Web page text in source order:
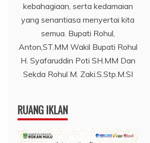
kebahagiaan, serta kedamaian
yang senantiasa menyertai kita
semua. Bupati Rohul,
Anton,ST.MM Wakil Bupati Rohul
H. Syafaruddin Poti SH.MM Dan
Sekda Rohul M. Zaki.S.Stp.M.SI
RUANG IKLAN